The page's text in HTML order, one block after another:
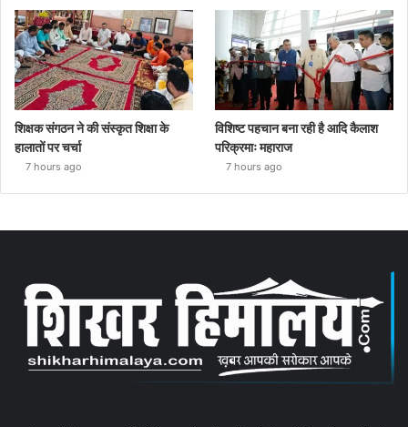
शिक्षक संगठन ने की संस्कृत शिक्षा के
हालातों पर चर्चा
7 hours ago
विशिष्ट पहचान बना रही है आदि कैलाश
परिक्रमाः महाराज
7 hours ago